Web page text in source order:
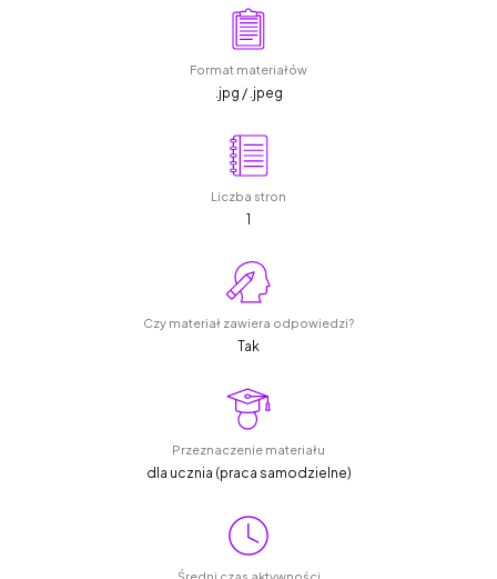
Format materiałów
.jpg / .jpeg
Liczba stron
1
Czy materiał zawiera odpowiedzi?
Tak
Przeznaczenie materiału
dla ucznia (praca samodzielne)